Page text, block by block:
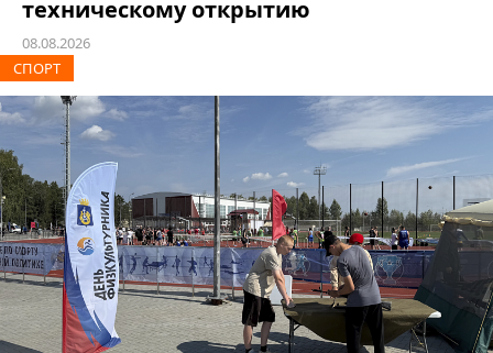
техническому открытию
08.08.2026
СПОРТ